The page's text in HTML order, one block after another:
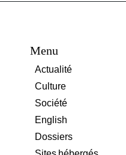
Menu
Actualité
Culture
Société
English
Dossiers